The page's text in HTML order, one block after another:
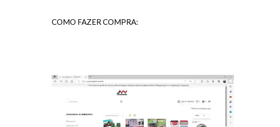
COMO FAZER COMPRA: